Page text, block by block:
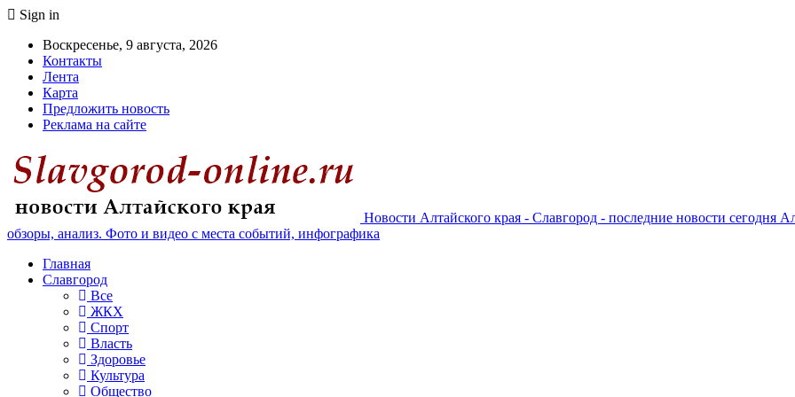
Sign in
Воскресенье, 9 августа, 2026
Контакты
Лента
Карта
Предложить новость
Реклама на сайте
Новости Алтайского края - Славгород - последние новости сегодня
обзоры, анализ. Фото и видео с места событий, инфографика
Главная
Славгород
Все
ЖКХ
Спорт
Власть
Здоровье
Культура
Общество